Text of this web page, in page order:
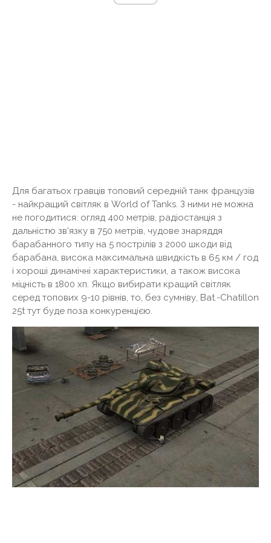
Для багатьох гравців топовий середній танк французів
- найкращий світляк в World of Tanks. З ними не можна
не погодитися: огляд 400 метрів, радіостанція з
дальністю зв'язку в 750 метрів, чудове знаряддя
барабанного типу на 5 пострілів з 2000 шкоди від
барабана, висока максимальна швидкість в 65 км / год
і хороші динамічні характеристики, а також висока
міцність в 1800 хп. Якщо вибирати кращий світляк
серед топових 9-10 рівнів, то, без сумніву, Bat.-Chatillon
25t тут буде поза конкуренцією.